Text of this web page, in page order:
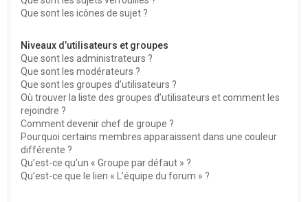
Que sont les icônes de sujet ?
Niveaux d’utilisateurs et groupes
Que sont les administrateurs ?
Que sont les modérateurs ?
Que sont les groupes d’utilisateurs ?
Où trouver la liste des groupes d’utilisateurs et comment les
rejoindre ?
Comment devenir chef de groupe ?
Pourquoi certains membres apparaissent dans une couleur
différente ?
Qu’est-ce qu’un « Groupe par défaut » ?
Qu’est-ce que le lien « L’équipe du forum » ?